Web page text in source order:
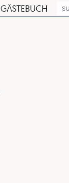
GÄSTEBUCH